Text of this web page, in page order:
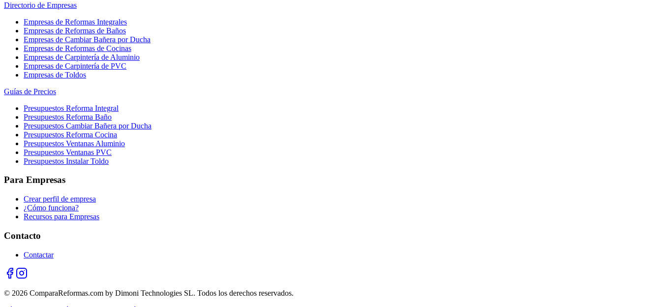
Directorio de Empresas
Empresas de Reformas Integrales
Empresas de Reformas de Baños
Empresas de Cambiar Bañera por Ducha
Empresas de Reformas de Cocinas
Empresas de Carpintería de Aluminio
Empresas de Carpintería de PVC
Empresas de Toldos
Guías de Precios
Presupuestos Reforma Integral
Presupuestos Reforma Baño
Presupuestos Cambiar Bañera por Ducha
Presupuestos Reforma Cocina
Presupuestos Ventanas Aluminio
Presupuestos Ventanas PVC
Presupuestos Instalar Toldo
Para Empresas
Crear perfil de empresa
¿Cómo funciona?
Recursos para Empresas
Contacto
Contactar
© 2026 ComparaReformas.com by Dimoni Technologies SL. Todos los derechos reservados.